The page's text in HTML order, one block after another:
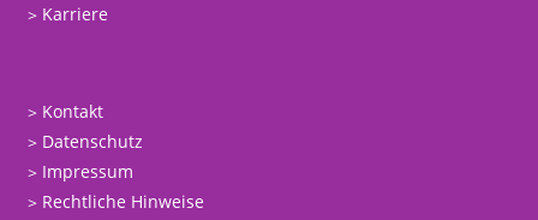
Karriere
Kontakt
Datenschutz
Impressum
Rechtliche Hinweise